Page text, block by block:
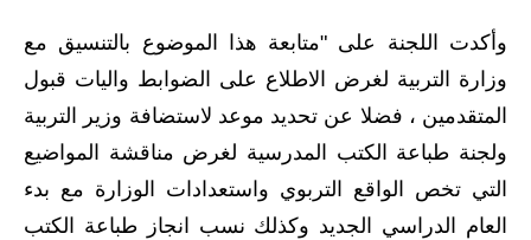
المرحلة المتوسطة
المرحلة الاعدادية
مرشحات
المرحلة الابتدائية
وأكدت اللجنة على "متابعة هذا الموضوع بالتنسيق مع
وزارة التربية لغرض الاطلاع على الضوابط واليات قبول
المتقدمين ، فضلا عن تحديد موعد لاستضافة وزير التربية
ولجنة طباعة الكتب المدرسية لغرض مناقشة المواضيع
التي تخص الواقع التربوي واستعدادات الوزارة مع بدء
العام الدراسي الجديد وكذلك نسب انجاز طباعة الكتب